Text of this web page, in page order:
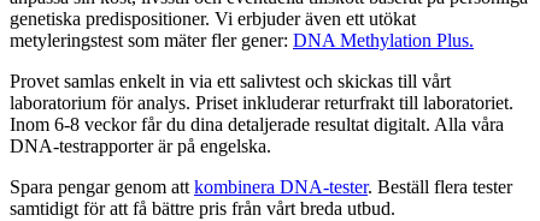
genetiska predispositioner. Vi erbjuder även ett utökat
metyleringstest som mäter fler gener: DNA Methylation Plus.
Provet samlas enkelt in via ett salivtest och skickas till vårt
laboratorium för analys. Priset inkluderar returfrakt till laboratoriet.
Inom 6-8 veckor får du dina detaljerade resultat digitalt. Alla våra
DNA-testrapporter är på engelska.
Spara pengar genom att kombinera DNA-tester. Beställ flera tester
samtidigt för att få bättre pris från vårt breda utbud.